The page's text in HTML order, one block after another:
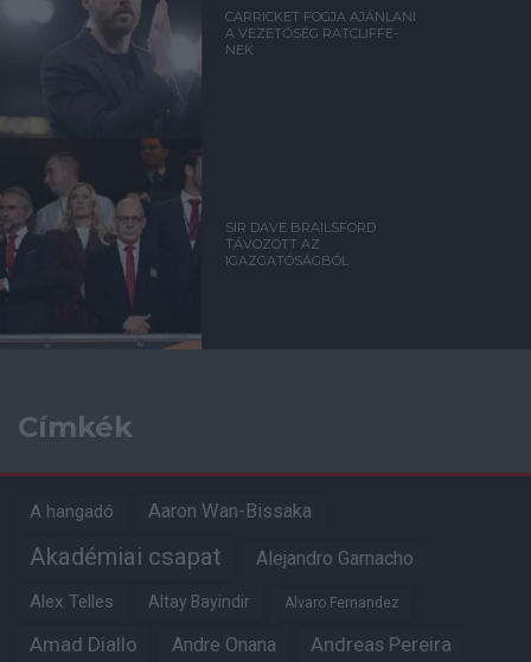
CARRICKET FOGJA AJÁNLANI
A VEZETŐSÉG RATCLIFFE-
NEK
SIR DAVE BRAILSFORD
TÁVOZOTT AZ
IGAZGATÓSÁGBÓL
Címkék
A hangadó Aaron Wan-Bissaka
Akadémiai csapat Alejandro Garnacho
Alex Telles Altay Bayindir Alvaro Fernandez
Amad Diallo Andre Onana Andreas Pereira